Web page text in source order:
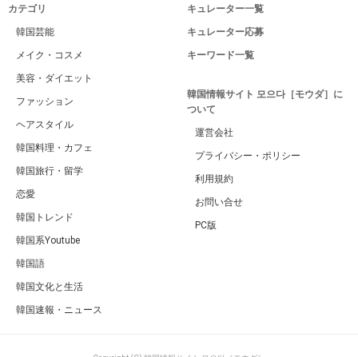
カテゴリ
韓国芸能
メイク・コスメ
美容・ダイエット
ファッション
ヘアスタイル
韓国料理・カフェ
韓国旅行・留学
恋愛
韓国トレンド
韓国系Youtube
韓国語
韓国文化と生活
韓国速報・ニュース
キュレーター一覧
キュレーター応募
キーワード一覧
韓国情報サイト 모으다［モウダ］に
ついて
運営会社
プライバシー・ポリシー
利用規約
お問い合せ
PC版